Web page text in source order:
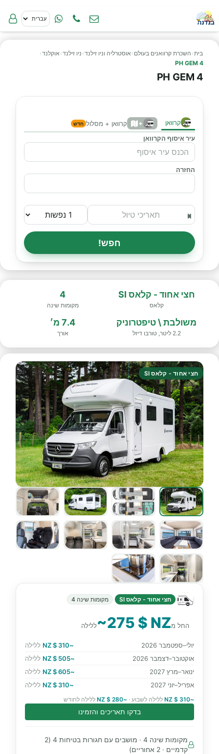
בית› השכרת קרוואנים בעולם › אוסטרליה וניו זילנד› ניו זילנד› אוקלנד›
PH GEM 4
PH GEM 4
קרוואן + קרוואן + מסלול חדש
עיר איסוף הקרוואן
החזרה
חפש!
חצי אחוד - קלאס SI
קלאס
4
מקומות שינה
משולבת \ טיפטרוניק
2.2 ליטר, טורבו דיזל
7.4 מ׳
אורך
חצי אחוד - קלאס SI
חצי אחוד - קלאס SI מקומות שינה 4
החל מ~275 $ NZללילה
יולי–ספטמבר 2026 ~310 $ NZ
ללילה
אוקטובר–דצמבר 2026
~505 $ NZ
ללילה
ינואר–מרץ 2027
~605 $ NZ
ללילה
אפריל–יוני 2027
~310 $ NZ ללילה
~310 $ NZ ללילה לשבוע · ~280 $ NZ ללילה לחודש
בדקו תאריכים והזמינו
מקומות שינה 4 · מושבים עם חגורות בטיחות 4 (2
קדמיים · 2 אחוריים)